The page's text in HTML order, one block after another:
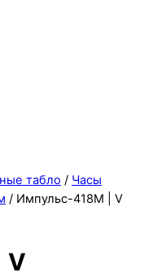
табло / Часы
/ Импульс-418M | V
V